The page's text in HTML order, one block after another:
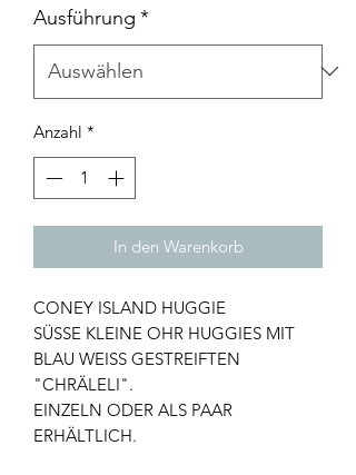
Ausführung *
Anzahl *
In den Warenkorb
CONEY ISLAND HUGGIE
SÜSSE KLEINE OHR HUGGIES MIT
BLAU WEISS GESTREIFTEN
"CHRÄLELI".
EINZELN ODER ALS PAAR
ERHÄLTLICH.